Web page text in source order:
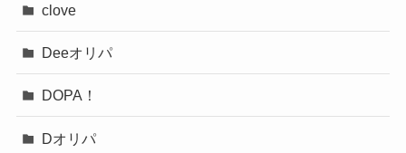
clove
Deeオリパ
DOPA！
Dオリパ